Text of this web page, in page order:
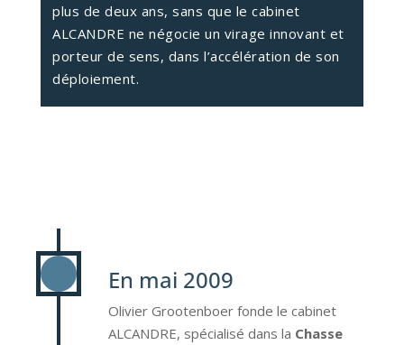
plus de deux ans, sans que le cabinet
ALCANDRE ne négocie un virage innovant et
porteur de sens, dans l’accélération de son
déploiement.
En mai 2009
Olivier Grootenboer fonde le cabinet
ALCANDRE, spécialisé dans la Chasse